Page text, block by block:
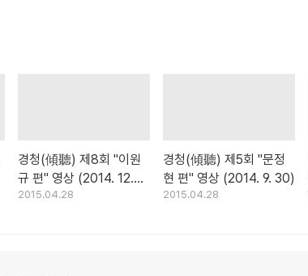
경청(傾聽) 제8회 "이원
규 편" 영상 (2014. 12.
22)
2015.04.28
경청(傾聽) 제5회 "문정
현 편" 영상 (2014. 9. 30)
2015.04.28